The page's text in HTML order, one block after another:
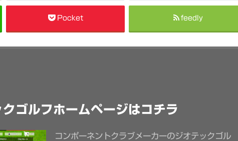
Pocket feedly
クゴルフホームページはコチラ
コンポーネントクラブメーカーのジオテックゴル